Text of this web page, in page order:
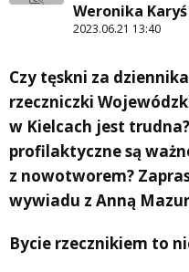
Weronika Karyś
2023.06.21 13:40
Czy tęskni za
rzeczniczki
w Kielcach jest
profilaktyczne są
z nowotworem?
wywiadu z Anną
Bycie rzecznikiem to